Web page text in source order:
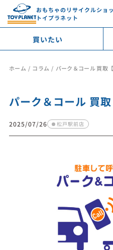
おもちゃのリサイクルショ
トイプラネット
買いたい
ホーム コラム パーク＆コール 買取
パーク＆コール 買取
2025/07/26 松戸駅前店